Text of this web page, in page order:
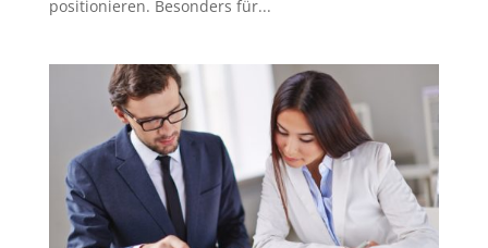
positionieren. Besonders für...